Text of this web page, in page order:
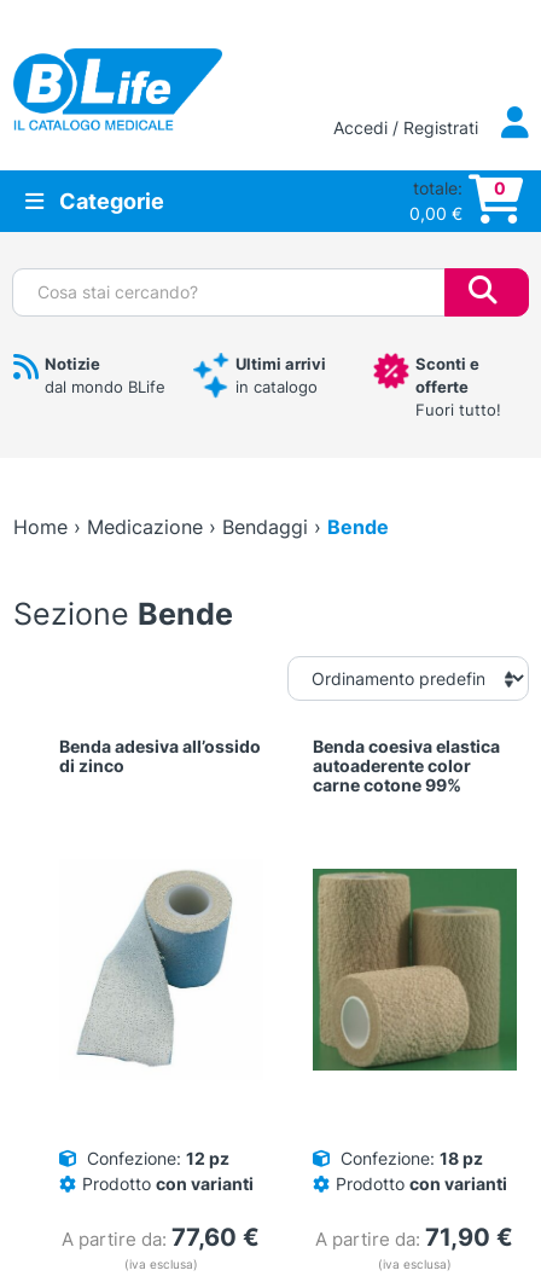
Vai al contenuto principale
Accedi / Registrati
Categorie
totale:
0,00 €
0
Cerca:
Notizie
dal mondo BLife
Ultimi arrivi
in catalogo
Sconti e
offerte
Fuori tutto!
Home› Medicazione› Bendaggi › Bende
Sezione Bende
Benda adesiva all’ossido
di zinco
Confezione: 12 pz
Prodotto con varianti
A partire da: 77,60 €
(iva esclusa)
​Benda coesiva elastica
autoaderente color
carne cotone 99%
Confezione: 18 pz
Prodotto con varianti
A partire da: 71,90 €
(iva esclusa)